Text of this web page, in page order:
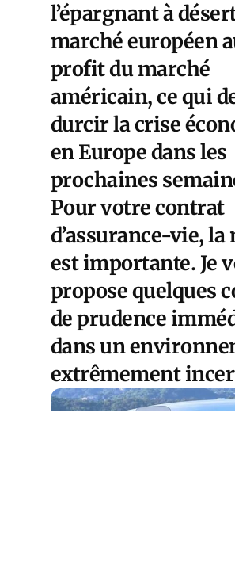
l’épargnant à
marché européen
profit du marché
américain, ce qui
durcir la crise
en Europe dans les
prochaines
Pour votre contrat
d’assurance-vie, la
est importante. Je
propose quelques
de prudence
dans un
extrêmement